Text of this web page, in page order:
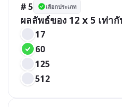
# 5 เลือกประเภท
ผลลัพธ์ของ 12 x 5 เท่ากั
17
60
125
512